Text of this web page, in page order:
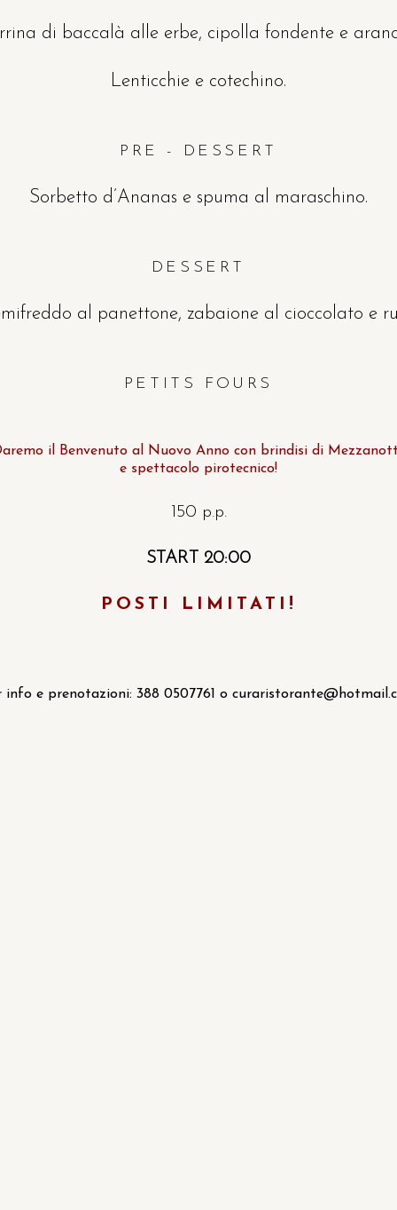
di baccalà alle erbe, cipolla fondente e
Lenticchie e cotechino.
PRE - DESSERT
Sorbetto d’Ananas e spuma al maraschino.
DESSERT
al panettone, zabaione al cioccolato e
PETITS FOURS
il Benvenuto al Nuovo Anno con brindisi di
e spettacolo pirotecnico!
150 p.p.
START 20:00
POSTI LIMITATI!
info e prenotazioni: 388 0507761 o